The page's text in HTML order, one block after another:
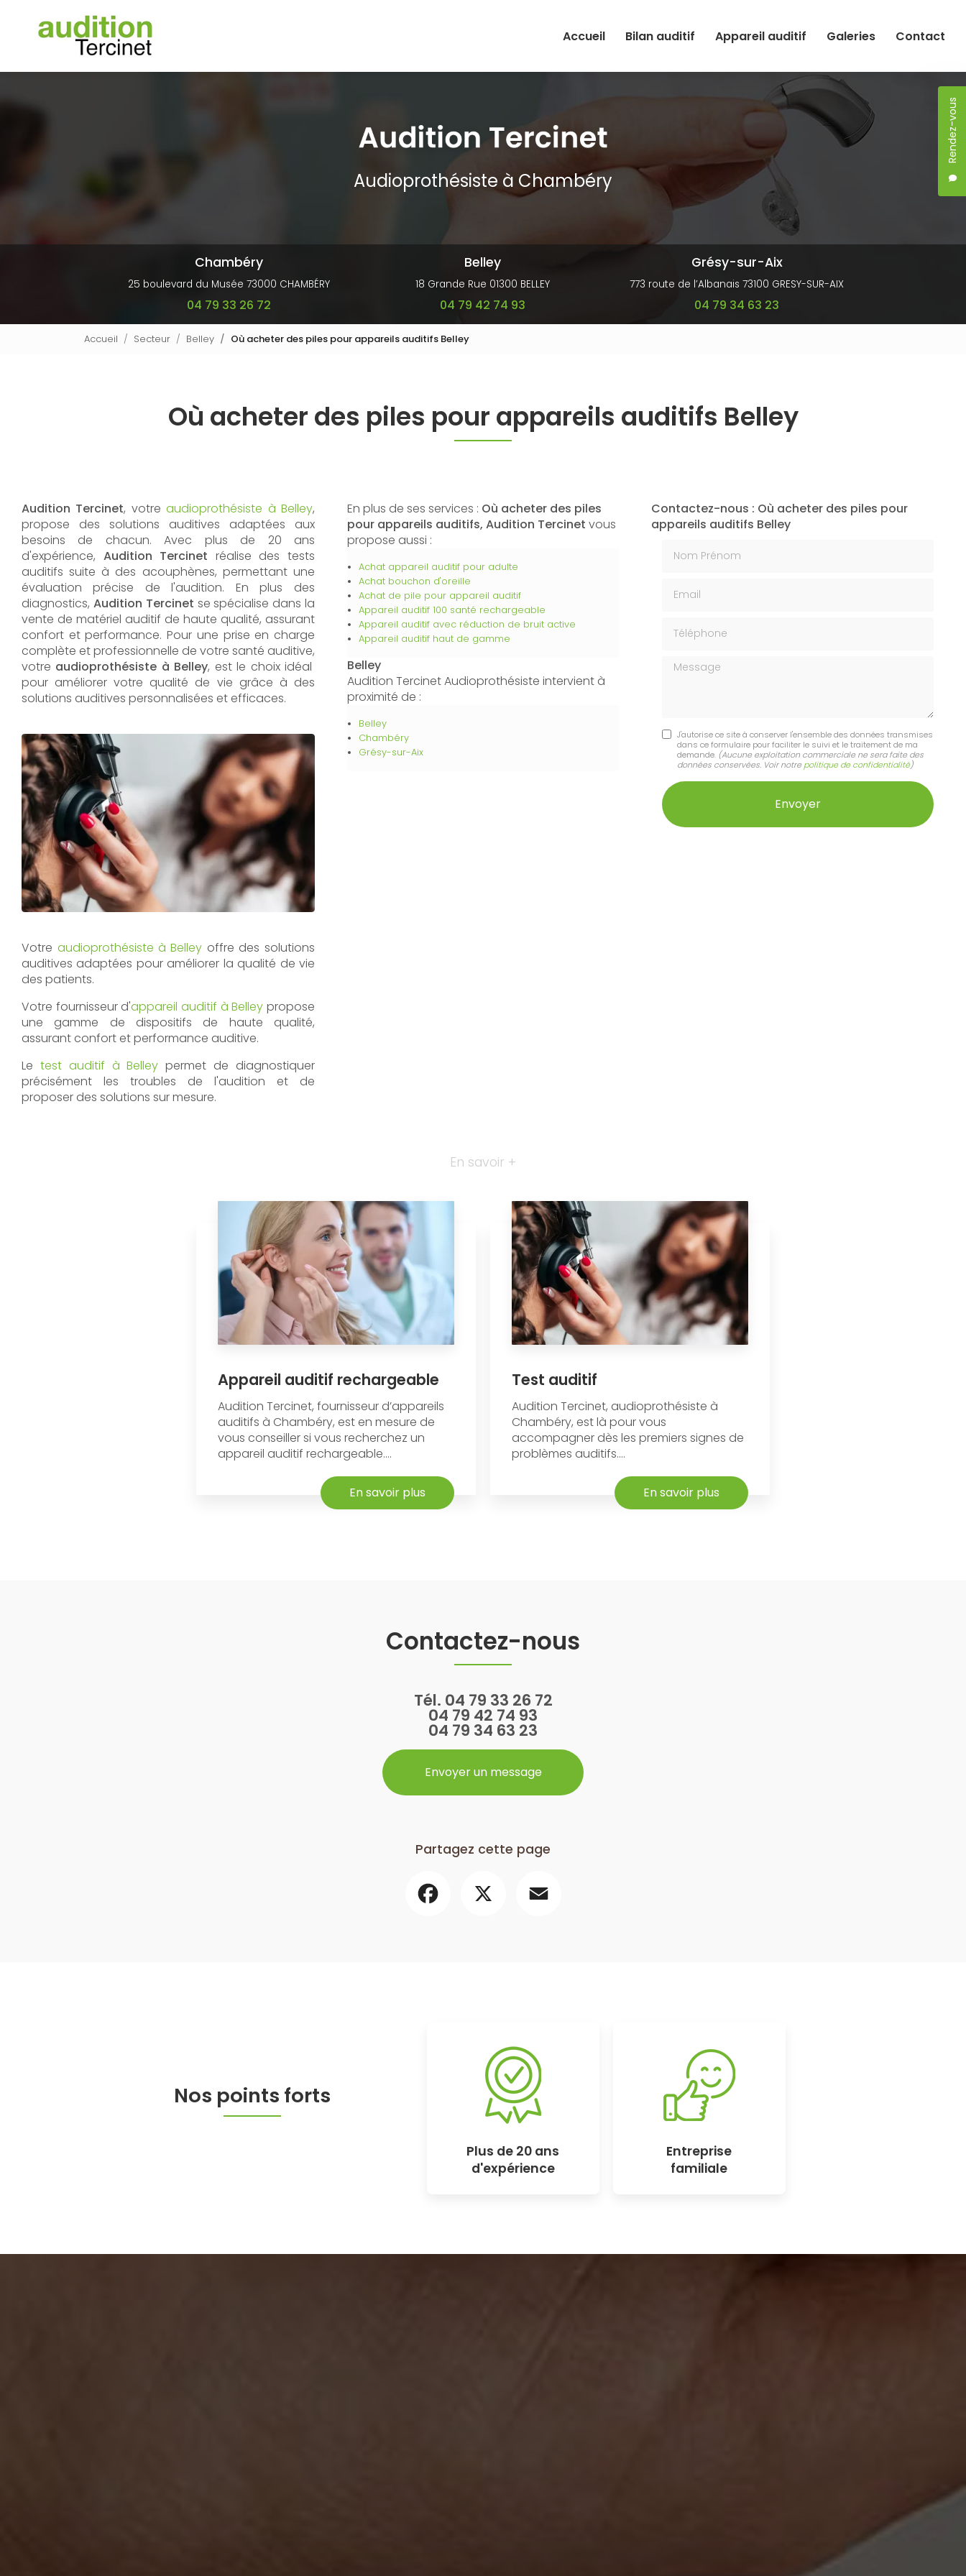
contenu
Rendez-vous
Accueil
Bilan auditif Appareil auditif Galeries Contact
Audioprothésiste à Chambéry
Chambéry
25 boulevard du Musée 73000 CHAMBÉRY
04 79 33 26 72
Belley
18 Grande Rue 01300 BELLEY
04 79 42 74 93
Grésy-sur-Aix
773 route de l’Albanais 73100 GRESY-SUR-AIX
04 79 34 63 23
Accueil Secteur Belley Où acheter des piles pour appareils auditifs Belley
Où acheter des piles pour appareils auditifs Belley
Audition Tercinet, votreaudioprothésiste à Belley,
propose des solutions auditives adaptées aux
besoins de chacun. Avec plus de 20 ans
d'expérience, Audition Tercinet réalise des tests
auditifs suite à des acouphènes, permettant une
évaluation précise de l'audition. En plus des
diagnostics, Audition Tercinet se spécialise dans la
vente de matériel auditif de haute qualité, assurant
confort et performance. Pour une prise en charge
complète et professionnelle de votre santé auditive,
votre audioprothésiste à Belley, est le choix idéal
pour améliorer votre qualité de vie grâce à des
solutions auditives personnalisées et efficaces.
Votre audioprothésiste à Belley offre des solutions
auditives adaptées pour améliorer la qualité de vie
des patients.
Votre fournisseur d'appareil auditif à Belley propose
une gamme de dispositifs de haute qualité,
assurant confort et performance auditive.
Le test auditif à Belley permet de diagnostiquer
précisément les troubles de l'audition et de
proposer des solutions sur mesure.
En plus de ses services : Où acheter des piles
pour appareils auditifs, Audition Tercinet vous
propose aussi :
Achat appareil auditif pour adulte
Achat bouchon d'oreille
Achat de pile pour appareil auditif
Appareil auditif 100 santé rechargeable
Appareil auditif avec réduction de bruit active
Appareil auditif haut de gamme
Belley
Audition Tercinet Audioprothésiste intervient à
proximité de :
Belley
Chambéry
Grésy-sur-Aix
Contactez-nous : Où acheter des piles pour
appareils auditifs Belley
Message
J'autorise ce site à conserver l'ensemble des données transmises
dans ce formulaire pour faciliter le suivi et le traitement de ma
demande. (Aucune exploitation commerciale ne sera faite des
données conservées. Voir notre politique de confidentialité)
En savoir +
Appareil auditif rechargeable
Audition Tercinet, fournisseur d’appareils
auditifs à Chambéry, est en mesure de
vous conseiller si vous recherchez un
appareil auditif rechargeable....
En savoir plus
Test auditif
Audition Tercinet, audioprothésiste à
Chambéry, est là pour vous
accompagner dès les premiers signes de
problèmes auditifs....
En savoir plus
Contactez-nous
Tél. 04 79 33 26 72
04 79 42 74 93
04 79 34 63 23
Envoyer un message
Partagez cette page
Nos points forts
Plus de 20 ans
d'expérience
Entreprise
familiale